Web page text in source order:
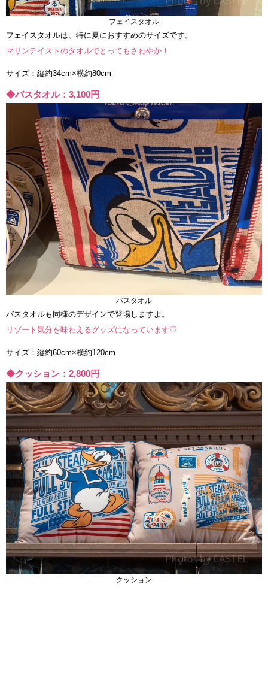
フェイスタオル
フェイスタオルは、特に夏におすすめのサイズです。
マリンテイストのタオルでとってもさわやか！
サイズ：縦約34cm×横約80cm
◆バスタオル：3,100円
バスタオル
バスタオルも同様のデザインで登場しますよ。
リゾート気分を味わえるグッズになっています♡
サイズ：縦約60cm×横約120cm
◆クッション：2,800円
クッション